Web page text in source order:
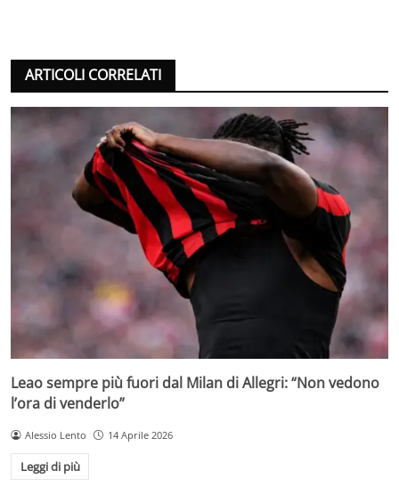
ARTICOLI CORRELATI
Leao sempre più fuori dal Milan di Allegri: “Non vedono
l’ora di venderlo”
Alessio Lento 14 Aprile 2026
Leggi di più